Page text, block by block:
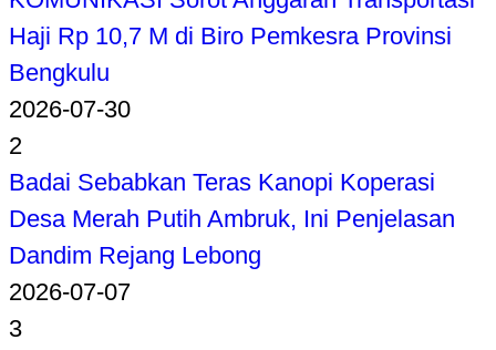
Haji Rp 10,7 M di Biro Pemkesra Provinsi
Bengkulu
2026-07-30
2
Badai Sebabkan Teras Kanopi Koperasi
Desa Merah Putih Ambruk, Ini Penjelasan
Dandim Rejang Lebong
2026-07-07
3